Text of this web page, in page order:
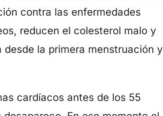
contra las enfermedades
reducen el colesterol malo y
la primera menstruación y
cardíacos antes de los 55